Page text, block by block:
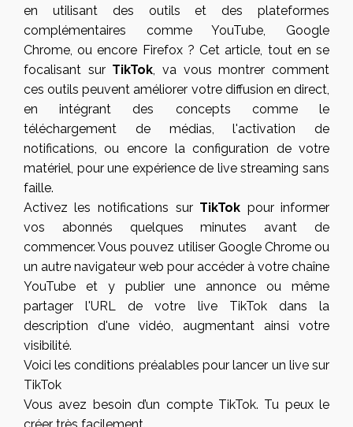
en utilisant des outils et des plateformes
complémentaires comme YouTube, Google
Chrome, ou encore Firefox ? Cet article, tout en se
focalisant sur TikTok, va vous montrer comment
ces outils peuvent améliorer votre diffusion en direct,
en intégrant des concepts comme le
téléchargement de médias, l'activation de
notifications, ou encore la configuration de votre
matériel, pour une expérience de live streaming sans
faille.
Activez les notifications surTikTok pour informer
vos abonnés quelques minutes avant de
commencer. Vous pouvez utiliser Google Chrome ou
un autre navigateur web pour accéder à votre chaîne
YouTube et y publier une annonce ou même
partager l'URL de votre live TikTok dans la
description d'une vidéo, augmentant ainsi votre
visibilité.
Voici les conditions préalables pour lancer un live sur
TikTok
Vous avez besoin d’un compte TikTok. Tu peux le